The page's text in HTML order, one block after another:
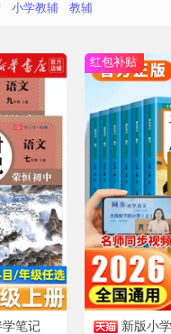
小学教辅 教辅
笔记
红包补贴
新版小